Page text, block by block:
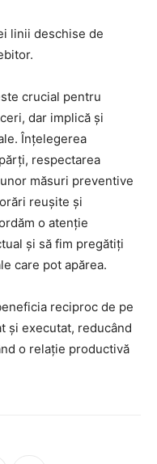
linii deschise de
crucial pentru
dar implică și
Înțelegerea
respectarea
măsuri preventive
reușite și
o atenție
și să fim pregătiți
care pot apărea.
reciproc de pe
și executat, reducând
o relație productivă